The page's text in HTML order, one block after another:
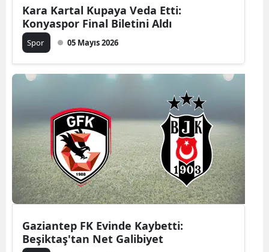
Kara Kartal Kupaya Veda Etti:
Konyaspor Final Biletini Aldı
Spor 05 Mayıs 2026
Gaziantep FK Evinde Kaybetti:
Beşiktaş'tan Net Galibiyet